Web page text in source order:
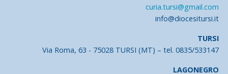
curia.tursi@gmail.com
info@diocesitursi.it
TURSI
Via Roma, 63 - 75028 TURSI (MT) – tel. 0835/533147
LAGONEGRO